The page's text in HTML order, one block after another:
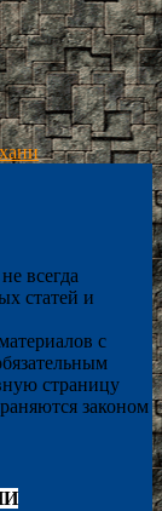
всегда
статей и
с
страницу
законом